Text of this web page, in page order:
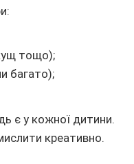
тощо);
багато);
є у кожної дитини.
креативно.